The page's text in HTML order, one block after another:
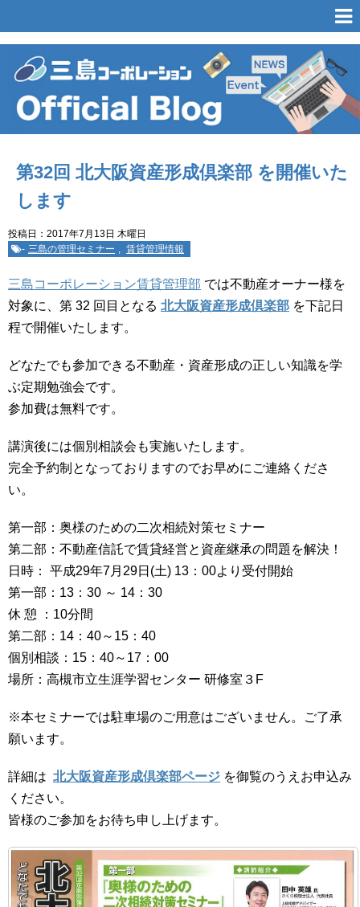
第32回 北大阪資産形成倶楽部 を開催いた
します
投稿日：2017年7月13日 木曜日
- 三島の管理セミナー 賃貸管理情報
三島コーポレーション賃貸管理部 では不動産オーナー様を
対象に、第 32 回目となる 北大阪資産形成倶楽部 を下記日
程で開催いたします。
どなたでも参加できる不動産・資産形成の正しい知識を学
ぶ定期勉強会です。
参加費は無料です。
講演後には個別相談会も実施いたします。
完全予約制となっておりますのでお早めにご連絡くださ
い。
第一部：奥様のための二次相続対策セミナー
第二部：不動産信託で賃貸経営と資産継承の問題を解決！
日時： 平成29年7月29日(土) 13：00より受付開始
第一部：13：30 ～ 14：30
休 憩 ：10分間
第二部：14：40～15：40
個別相談：15：40～17：00
場所：高槻市立生涯学習センター 研修室３F
※本セミナーでは駐車場のご用意はございません。ご了承
願います。
詳細は 北大阪資産形成倶楽部ページ を御覧のうえお申込み
ください。
皆様のご参加をお待ち申し上げます。